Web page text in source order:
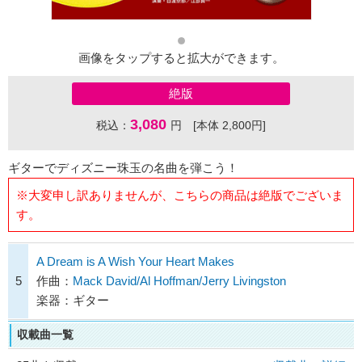
画像をタップすると拡大ができます。
絶版
税込： 3,080 円 [本体 2,800円]
ギターでディズニー珠玉の名曲を弾こう！
※大変申し訳ありませんが、こちらの商品は絶版でございま
す。
5
A Dream is A Wish Your Heart Makes
作曲： Mack David/Al Hoffman/Jerry Livingston
楽器：ギター
収載曲一覧